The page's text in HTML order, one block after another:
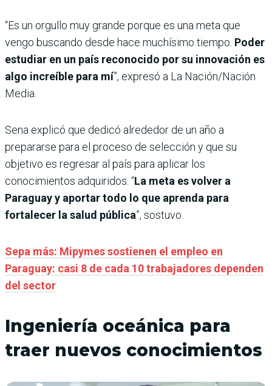
“Es un orgullo muy grande porque es una meta que
vengo buscando desde hace muchísimo tiempo. Poder
estudiar en un país reconocido por su innovación es
algo increíble para mí”, expresó a La Nación/Nación
Media.
Sena explicó que dedicó alrededor de un año a
prepararse para el proceso de selección y que su
objetivo es regresar al país para aplicar los
conocimientos adquiridos. “La meta es volver a
Paraguay y aportar todo lo que aprenda para
fortalecer la salud pública”, sostuvo.
Sepa más: Mipymes sostienen el empleo en
Paraguay: casi 8 de cada 10 trabajadores dependen
del sector
Ingeniería oceánica para
traer nuevos conocimientos